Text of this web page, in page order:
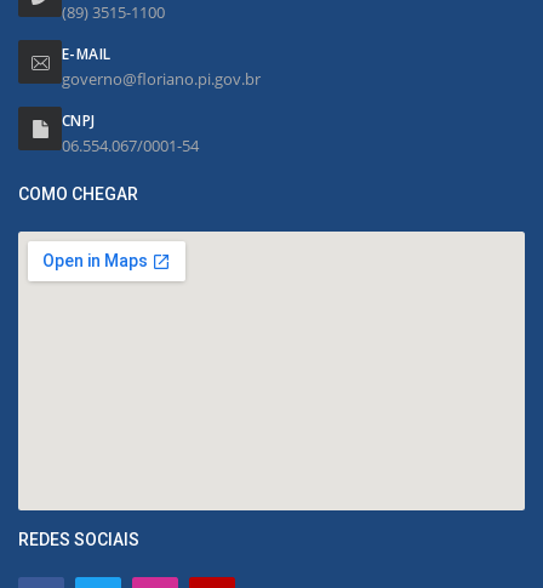
(89) 3515-1100
E-MAIL
governo@floriano.pi.gov.br
CNPJ
06.554.067/0001-54
COMO CHEGAR
REDES SOCIAIS